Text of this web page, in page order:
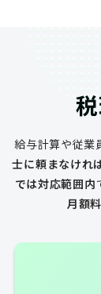
給与計算や従業
士に頼まなけれ
では対応範囲内
月額